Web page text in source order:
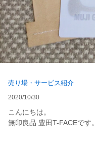
売り場・サービス紹介
2020/10/30
こんにちは。
無印良品 豊田T-FACEです。